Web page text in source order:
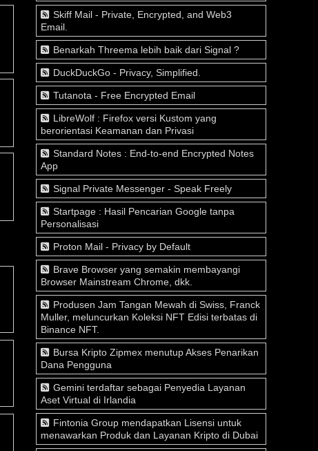
Skiff Mail - Private, Encrypted, and Web3
Email.
Benarkah Threema lebih baik dari Signal ?
DuckDuckGo - Privacy, Simplified.
Tutanota - Free Encrypted Email
LibreWolf : Firefox versi Kustom yang
berorientasi Keamanan dan Privasi
Standard Notes : End-to-end Encrypted Notes
App
Signal Private Messenger - Speak Freely
Startpage : Hasil Pencarian Google tanpa
Personalisasi
Proton Mail - Privacy by Default
Brave Browser yang semakin membayangi
Browser Mainstream Chrome, dkk.
Produsen Jam Tangan Mewah di Swiss, Franck
Muller, meluncurkan Koleksi NFT Edisi terbatas di
Binance NFT.
Bursa Kripto Zipmex menutup Akses Penarikan
Dana Pengguna
Gemini terdaftar sebagai Penyedia Layanan
Aset Virtual di Irlandia
Fintonia Group mendapatkan Lisensi untuk
menawarkan Produk dan Layanan Kripto di Dubai